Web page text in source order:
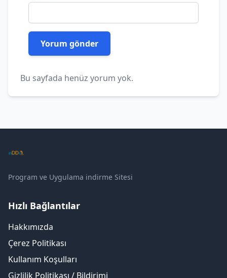
Bu sayfada henüz yorum yok.
Program ve Uygulama indirme Sitesi
Hızlı Bağlantılar
Hakkımızda
Çerez Politikası
Kullanım Koşulları
Gizlilik Politikası / Bildirimi